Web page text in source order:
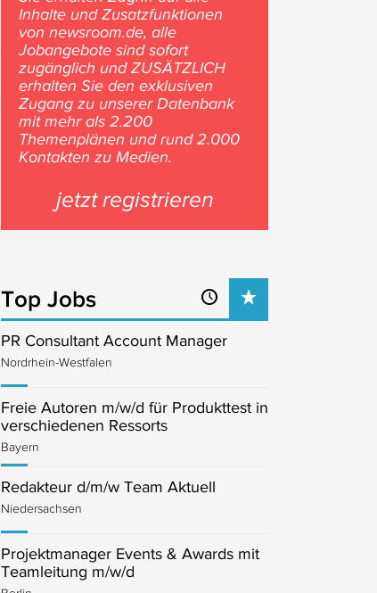
Inhalte und Zusatzfunktionen
von newsroom.de, alle
Jobangebote sind sofort
zugänglich und ZUSÄTZLICH
erhalten Sie den exklusiven
Zugang zu unserer Datenbank
mit mehr als 2.200
Themenplänen und rund 2.000
Kontakten zu Medien.
jetzt registrieren
Top Jobs
PR Consultant Account Manager
Nordrhein-Westfalen
Freie Autoren m/w/d für Produkttest in
verschiedenen Ressorts
Bayern
Redakteur d/m/w Team Aktuell
Niedersachsen
Projektmanager Events & Awards mit
Teamleitung m/w/d